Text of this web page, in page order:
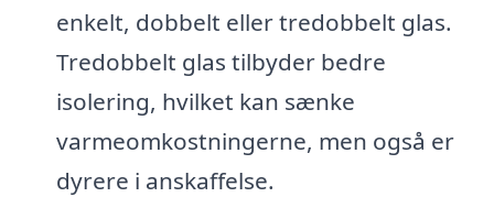
enkelt, dobbelt eller tredobbelt glas.
Tredobbelt glas tilbyder bedre
isolering, hvilket kan sænke
varmeomkostningerne, men også er
dyrere i anskaffelse.